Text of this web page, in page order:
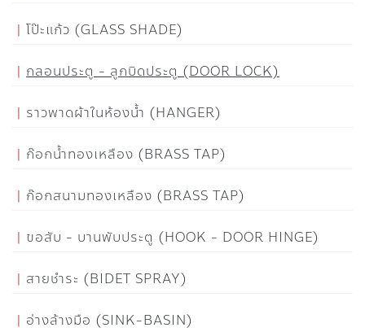
โป๊ะแก้ว (GLASS SHADE)
กลอนประตู - ลูกบิดประตู (DOOR LOCK)
ราวพาดผ้าในห้องน้ำ (HANGER)
ก๊อกน้ำทองเหลือง (BRASS TAP)
ก๊อกสนามทองเหลือง (BRASS TAP)
ขอสับ - บานพับประตู (HOOK - DOOR HINGE)
สายชำระ (BIDET SPRAY)
อ่างล้างมือ (SINK-BASIN)